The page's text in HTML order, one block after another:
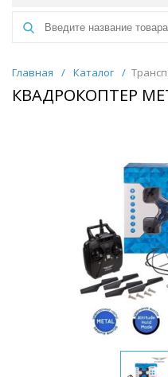
Главная / Каталог /
КВАДРОКОПТЕР